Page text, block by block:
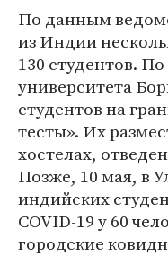
По данным
из Индии
130 студентов.
университета
студентов на
тесты». Их
хостелах,
Позже, 10 мая, в
индийских
COVID-19 у 60
городские